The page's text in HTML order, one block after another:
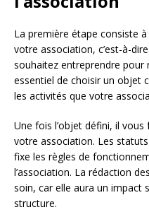
La première étape consiste
votre association, c’est-à-
souhaitez entreprendre pour
essentiel de choisir un objet
les activités que votre
Une fois l’objet défini, il
votre association. Les
fixe les règles de
l’association. La rédaction
soin, car elle aura un impact
structure.